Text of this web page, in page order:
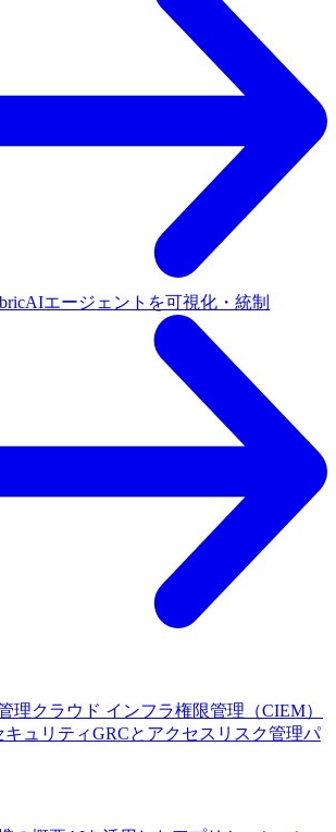
AIエージェントを可視化・統制
理クラウド インフラ権限管理（CIEM）
ュリティGRCとアクセスリスク管理パ